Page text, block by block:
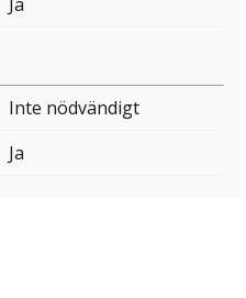
Inte nödvändigt
Ja